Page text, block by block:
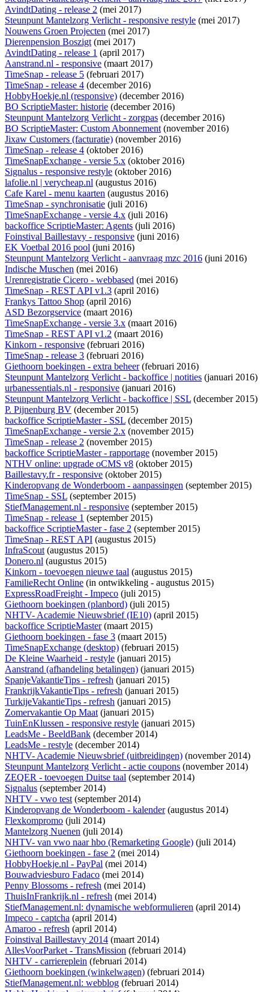
AvindtDating - release 2 (mei 2017)
Steunpunt Mantelzorg Verlicht - responsive restyle (mei 2017)
Nouwens Groen Projecten (mei 2017)
Dierenpension Boszigt(mei 2017)
AvindtDating - release 1 (april 2017)
Aanstrand.nl - responsive (maart 2017)
TimeSnap - release 5 (februari 2017)
TimeSnap - release 4 (december 2016)
HobbyHoekje.nl (responsive) (december 2016)
BO ScriptieMaster: historie (december 2016)
Steunpunt Mantelzorg Verlicht - zorgpas (december 2016)
BO ScriptieMaster: Custom Abonnement(november 2016)
Jixaw Customers (facturatie) (november 2016)
TimeSnap - release 4 (oktober 2016)
TimeSnapExchange - versie 5.x (oktober 2016)
Signalus - responsive restyle (oktober 2016)
lafolie.nl | verycheap.nl (augustus 2016)
Cafe Karel - menu kaarten (augustus 2016)
TimeSnap - synchronisatie (juli 2016)
TimeSnapExchange - versie 4.x (juli 2016)
backoffice ScriptieMaster: Agents (juli 2016)
Foinstival Baillestavy - responsive (juni 2016)
EK Voetbal 2016 pool (juni 2016)
Steunpunt Mantelzorg Verlicht - aanvraag mzc 2016 (juni 2016)
Indische Muschen (mei 2016)
Urenregistratie Cicero - webbased (mei 2016)
TimeSnap - REST API v1.3 (april 2016)
Frankys Tattoo Shop (april 2016)
ASD Bezorgservice (maart 2016)
TimeSnapExchange - versie 3.x (maart 2016)
TimeSnap - REST API v1.2 (maart 2016)
Kinkorn - responsive (februari 2016)
TimeSnap - release 3 (februari 2016)
Giethoorn boekingen - extra beheer(februari 2016)
Steunpunt Mantelzorg Verlicht - backoffice | notities (januari 2016)
urbanessentials.nl - responsive (januari 2016)
Steunpunt Mantelzorg Verlicht - backoffice | SSL (december 2015)
P. Pijnenburg BV (december 2015)
backoffice ScriptieMaster - SSL (december 2015)
TimeSnapExchange - versie 2.x (november 2015)
TimeSnap - release 2 (november 2015)
backoffice ScriptieMaster - rapportage (november 2015)
NTHV online: upgrade oCMS v8 (oktober 2015)
Baillestavy.fr - responsive (oktober 2015)
Kinderopvang de Wonderboom - aanpassingen (september 2015)
TimeSnap - SSL (september 2015)
StiefManagement.nl - responsive (september 2015)
TimeSnap - release 1 (september 2015)
backoffice ScriptieMaster - fase 2 (september 2015)
TimeSnap - REST API (augustus 2015)
InfraScout(augustus 2015)
Donero.nl (augustus 2015)
Kinkorn - toevoegen nieuwe taal (augustus 2015)
FamilieRecht Online (in ontwikkeling - augustus 2015)
ExpressRoadFreight - Impeco (juli 2015)
Giethoorn boekingen (planbord) (juli 2015)
NHTV- Academie Nieuwsbrief (IE10) (april 2015)
backoffice ScriptieMaster(maart 2015)
Giethoorn boekingen - fase 3 (maart 2015)
TimeSnapExchange (desktop) (februari 2015)
De Kleine Waarheid - restyle (januari 2015)
Aanstrand (afhandeling betalingen) (januari 2015)
SpanjeVakantieTips - refresh (januari 2015)
FrankrijkVakantieTips - refresh (januari 2015)
TurkijeVakantieTips - refresh (januari 2015)
Zomervakantie Op Maat(januari 2015)
TuinEnKlussen - responsive restyle (januari 2015)
LeadsMe - BeeldBank (december 2014)
LeadsMe - restyle (december 2014)
NHTV- Academie Nieuwsbrief (uitbreidingen) (november 2014)
Steunpunt Mantelzorg Verlicht - actie coupons (november 2014)
ZEQER - toevoegen Duitse taal (september 2014)
Signalus (september 2014)
NHTV - vwo test(september 2014)
Kinderopvang de Wonderboom - kalender(augustus 2014)
Flexkompromo (juli 2014)
Mantelzorg Nuenen (juli 2014)
NHTV- van vwo naar hbo (Remarketing Google) (juli 2014)
Giethoorn boekingen - fase 2 (mei 2014)
HobbyHoekje.nl - PayPal (mei 2014)
Bouwadviesburo Fadaco (mei 2014)
Penny Blossoms - refresh (mei 2014)
ThuisInFrankrijk.nl - refresh (mei 2014)
StiefManagement.nl: dynamische webformulieren (april 2014)
Impeco - captcha (april 2014)
Amaroo - refresh (april 2014)
Foinstival Baillestavy 2014 (maart 2014)
AllesVoorParket - TransMission (februari 2014)
NHTV - carriereplein (februari 2014)
Giethoorn boekingen (winkelwagen) (februari 2014)
StiefManagement.nl: webblog (februari 2014)